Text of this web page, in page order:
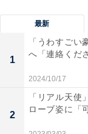
最新
1
「うわすごい
へ「連絡くだ
2024/10/17
2
「リアル天使
ローブ姿に「